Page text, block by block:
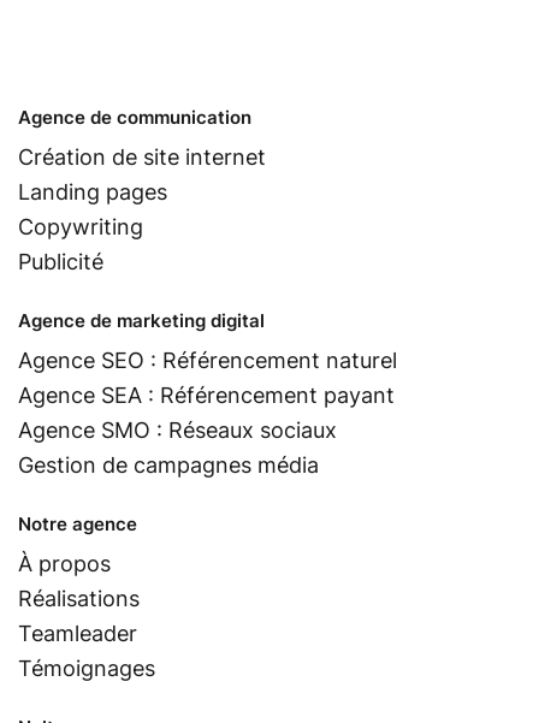
Agence de communication
Création de site internet
Landing pages
Copywriting
Publicité
Agence de marketing digital
Agence SEO : Référencement naturel
Agence SEA : Référencement payant
Agence SMO : Réseaux sociaux
Gestion de campagnes média
Notre agence
À propos
Réalisations
Teamleader
Témoignages